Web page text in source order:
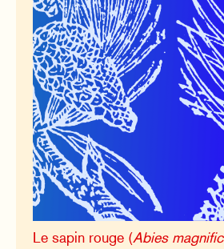
Le sapin rouge (Abies